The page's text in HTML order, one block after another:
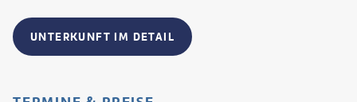
UNTERKUNFT IM DETAIL